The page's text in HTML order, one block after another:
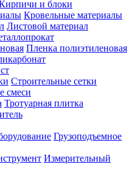
и блоки
Кровельные материалы
Листовой материал
Пленка полиэтиленовая
Строительные сетки
смеси
Тротуарная плитка
Грузоподъемное
Измерительный